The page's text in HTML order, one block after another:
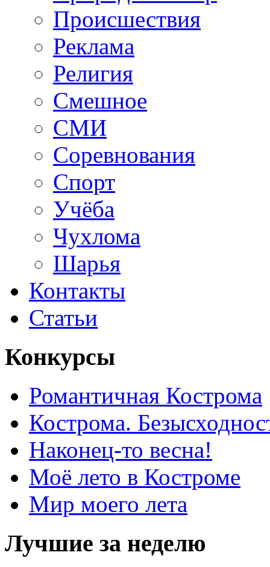
Происшествия
Реклама
Религия
Смешное
СМИ
Соревнования
Спорт
Учёба
Чухлома
Шарья
Контакты
Статьи
Конкурсы
Романтичная Кострома
Кострома.
Наконец-то весна!
Моё лето в Костроме
Мир моего лета
Лучшие за неделю